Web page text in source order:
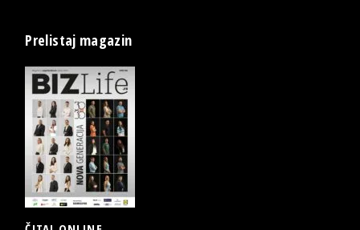
Prelistaj magazin